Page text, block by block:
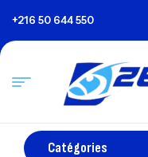
+216 50 644 550
Catégories